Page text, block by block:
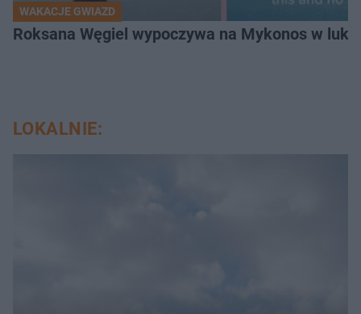
WAKACJE GWIAZD
Roksana Węgiel wypoczywa na Mykonos w
LOKALNIE: